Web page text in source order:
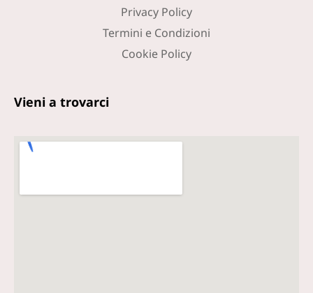
Privacy Policy
Termini e Condizioni
Cookie Policy
Vieni a trovarci